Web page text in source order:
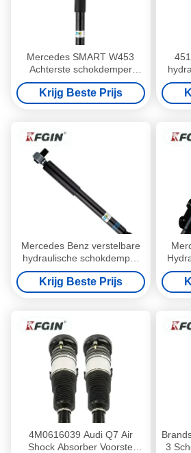
Mercedes SMART W453
Achterste schokdemper
4533260400 Hydraulisch
Krijg Beste Prijs
Mercedes Benz verstelbare
hydraulische schokdemper
Vito W447 4473264200 Strut
schokdemper
Krijg Beste Prijs
4M0616039 Audi Q7 Air
Shock Absorber Voorste
3